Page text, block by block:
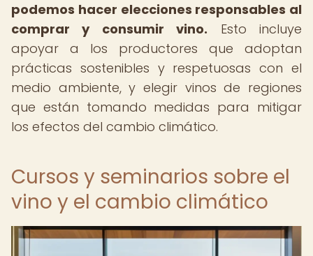
podemos hacer elecciones responsables al
comprar y consumir vino. Esto incluye
apoyar a los productores que adoptan
prácticas sostenibles y respetuosas con el
medio ambiente, y elegir vinos de regiones
que están tomando medidas para mitigar
los efectos del cambio climático.
Cursos y seminarios sobre el
vino y el cambio climático